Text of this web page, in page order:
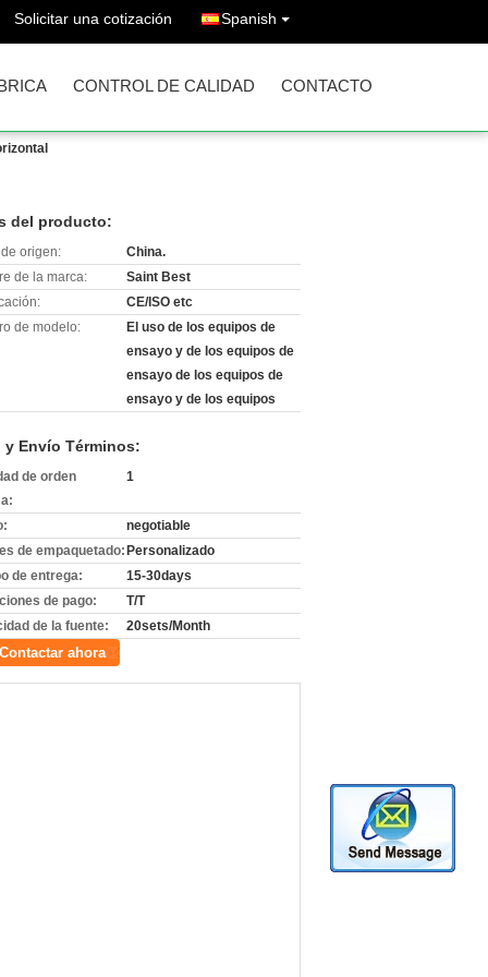
Solicitar una cotización Spanish
CONTROL DE CALIDAD CONTACTO
del producto:
origen:
China.
de la marca:
Saint Best
CE/ISO etc
de modelo:
El uso de los equipos de
ensayo y de los equipos de
ensayo de los equipos de
ensayo y de los equipos
y Envío Términos:
de orden
1
negotiable
de empaquetado: Personalizado
de entrega:
15-30days
de pago:
T/T
de la fuente:
20sets/Month
Contactar ahora